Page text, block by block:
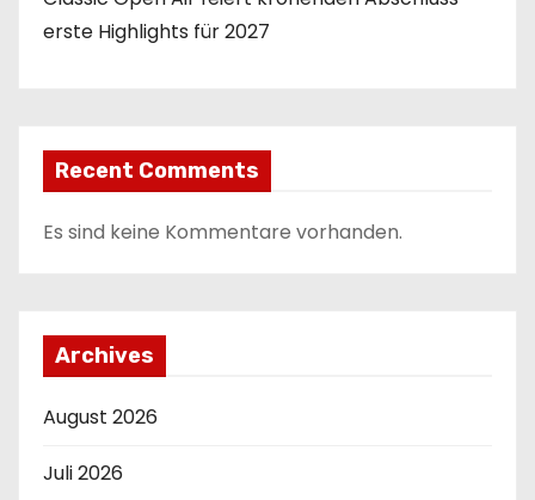
erste Highlights für 2027
Recent Comments
Es sind keine Kommentare vorhanden.
Archives
August 2026
Juli 2026